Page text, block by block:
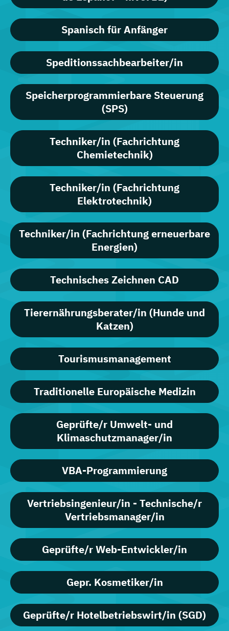
Spanisch für Anfänger
Speditionssachbearbeiter/in
Speicherprogrammierbare Steuerung
(SPS)
Techniker/in (Fachrichtung
Chemietechnik)
Techniker/in (Fachrichtung
Elektrotechnik)
Techniker/in (Fachrichtung erneuerbare
Energien)
Technisches Zeichnen CAD
Tierernährungsberater/in (Hunde und
Katzen)
Tourismusmanagement
Traditionelle Europäische Medizin
Geprüfte/r Umwelt- und
Klimaschutzmanager/in
VBA-Programmierung
Vertriebsingenieur/in - Technische/r
Vertriebsmanager/in
Geprüfte/r Web-Entwickler/in
Gepr. Kosmetiker/in
Geprüfte/r Hotelbetriebswirt/in (SGD)